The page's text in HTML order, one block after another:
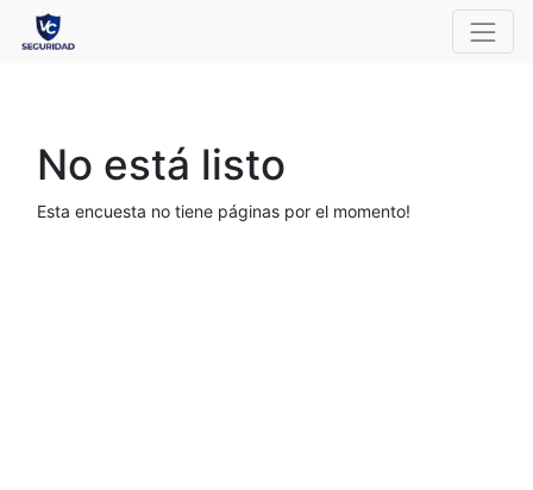
No está listo
Esta encuesta no tiene páginas por el momento!